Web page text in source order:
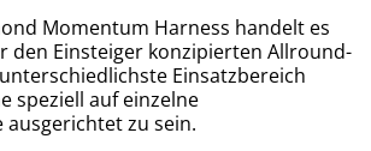
Momentum Harness handelt es
den Einsteiger konzipierten Allround-
Einsatzbereich
speziell auf einzelne
ausgerichtet zu sein.